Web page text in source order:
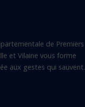
de Premiers
et Vilaine vous forme
aux gestes qui sauvent.